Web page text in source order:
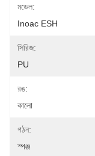
মডেল:
Inoac ESH
সিরিজ:
PU
রঙ:
কালো
গঠন:
স্পঞ্জ